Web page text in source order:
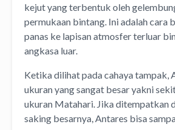
kejut yang terbentuk oleh
permukaan bintang. Ini adalah cara
panas ke lapisan atmosfer terluar
angkasa luar.
Ketika dilihat pada cahaya tampak,
ukuran yang sangat besar yakni
ukuran Matahari. Jika ditempatkan
saking besarnya, Antares bisa